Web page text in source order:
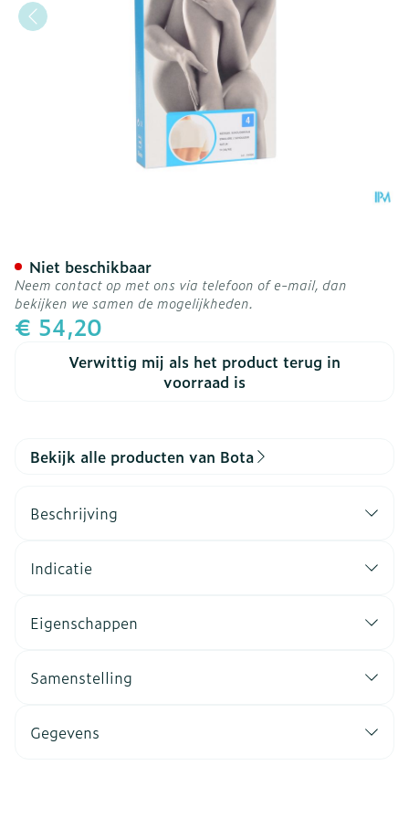
€ 54,20
Verwittig mij als het product terug in
voorraad is
Niet beschikbaar
Neem contact op met ons via telefoon of e-mail, dan
bekijken we samen de mogelijkheden.
Bekijk alle producten van Bota
Beschrijving
Indicatie
Eigenschappen
Samenstelling
Gegevens